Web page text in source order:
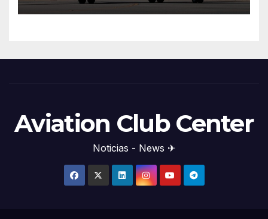
Aviation Club Center
Noticias - News ✈